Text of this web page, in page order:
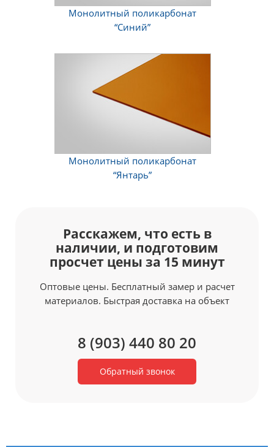
Монолитный поликарбонат
“Синий”
Монолитный поликарбонат
“Янтарь”
Расскажем, что есть в
наличии, и подготовим
просчет цены за 15 минут
Оптовые цены. Бесплатный замер и расчет
материалов. Быстрая доставка на объект
8 (903) 440 80 20
Обратный звонок